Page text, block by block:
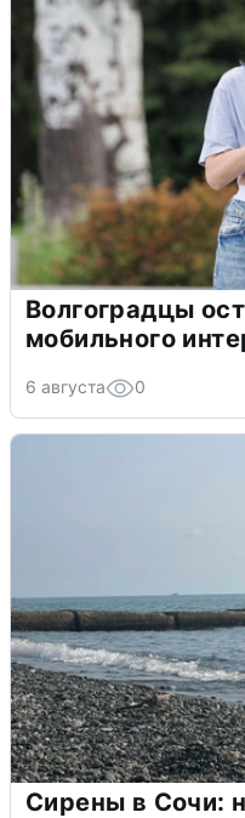
Волгоградцы
мобильного
6 августа 0
Сирены в Сочи: